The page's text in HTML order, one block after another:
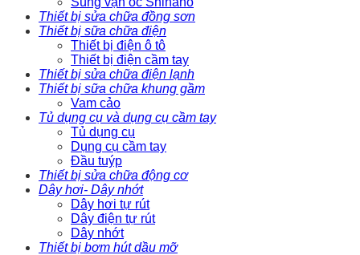
Thiết bị sửa chữa đồng sơn
Thiết bị sữa chữa điện
Thiết bị điện ô tô
Thiết bị điện cầm tay
Thiết bị sửa chữa điện lạnh
Thiết bị sữa chữa khung gầm
Vam cảo
Tủ dụng cụ và dụng cụ cầm tay
Tủ dụng cụ
Dụng cụ cầm tay
Đầu tuýp
Thiết bị sửa chữa động cơ
Dây hơi- Dây nhớt
Dây hơi tự rút
Dây điện tự rút
Dây nhớt
Thiết bị bơm hút dầu mỡ